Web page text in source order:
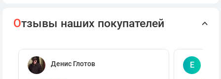
Отзывы наших покупателей
Денис Глотов Е